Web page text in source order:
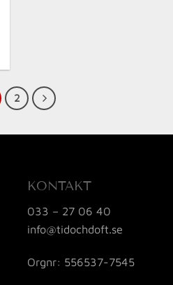
2
KONTAKT
033 – 27 06 40
info@tidochdoft.se
Orgnr: 556537-7545